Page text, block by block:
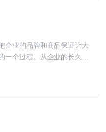
企业的品牌和商品保证让大
个过程。从企业的长久发